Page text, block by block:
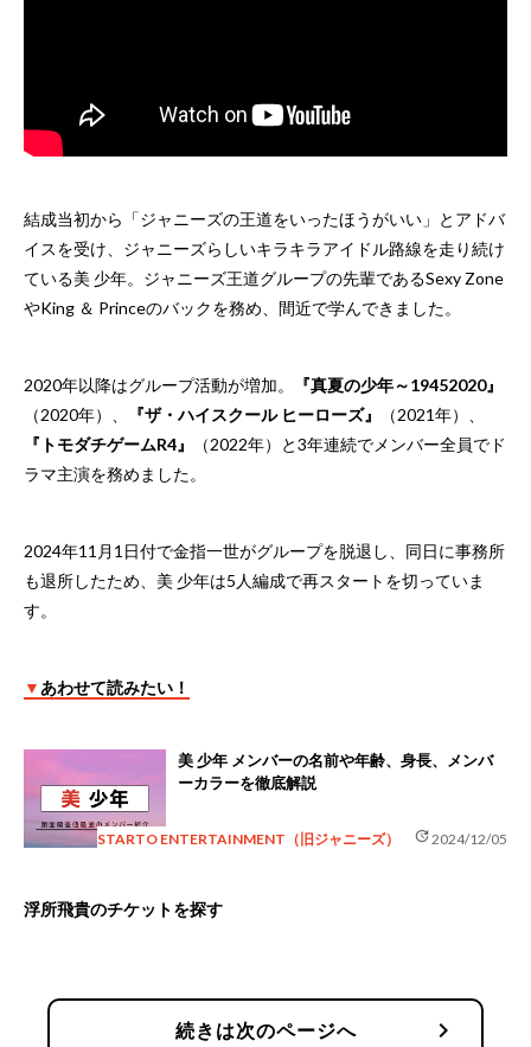
結成当初から「ジャニーズの王道をいったほうがいい」とアドバ
イスを受け、ジャニーズらしいキラキラアイドル路線を走り続け
ている美 少年。ジャニーズ王道グループの先輩であるSexy Zone
やKing ＆ Princeのバックを務め、間近で学んできました。
2020年以降はグループ活動が増加。
『真夏の少年～19452020』
（2020年）、
『ザ・ハイスクール ヒーローズ』
（2021年）、
『トモダチゲームR4』
（2022年）と3年連続でメンバー全員でド
ラマ主演を務めました。
2024年11月1日付で金指一世がグループを脱退し、同日に事務所
も退所したため、美 少年は5人編成で再スタートを切っていま
す。
▼ あわせて読みたい！
美 少年 メンバーの名前や年齢、身長、メンバ
ーカラーを徹底解説
STARTO ENTERTAINMENT（旧ジャニーズ） update2024/12/05
浮所飛貴のチケットを探す
続きは次のページへ chevron_right